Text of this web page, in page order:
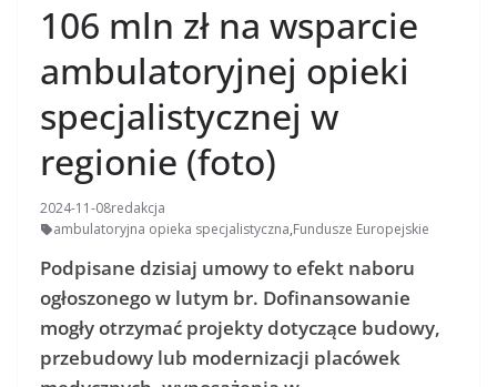
106 mln zł na wsparcie
ambulatoryjnej opieki
specjalistycznej w
regionie (foto)
2024-11-08redakcja
ambulatoryjna opieka specjalistyczna,Fundusze Europejskie
Podpisane dzisiaj umowy to efekt naboru
ogłoszonego w lutym br. Dofinansowanie
mogły otrzymać projekty dotyczące budowy,
przebudowy lub modernizacji placówek